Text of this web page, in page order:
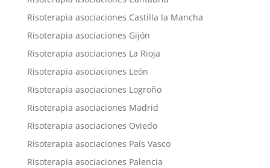
Risoterapia asociaciones Castilla la Mancha
Risoterapia asociaciones Gijón
Risoterapia asociaciones La Rioja
Risoterapia asociaciones León
Risoterapia asociaciones Logroño
Risoterapia asociaciones Madrid
Risoterapia asociaciones Oviedo
Risoterapia asociaciones País Vasco
Risoterapia asociaciones Palencia